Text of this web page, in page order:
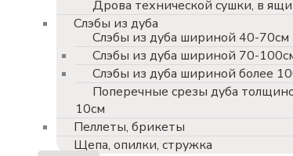
Дрова технической сушки, в
Слэбы из дуба
Слэбы из дуба шириной 40-70см
Слэбы из дуба шириной 70-
Слэбы из дуба шириной более
Поперечные срезы дуба
10см
Пеллеты, брикеты
Щепа, опилки, стружка